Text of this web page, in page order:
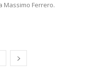
Massimo Ferrero.